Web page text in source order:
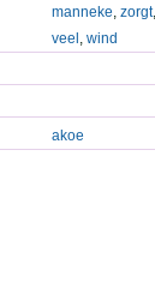
manneke, zorgt
veel , wind
akoe